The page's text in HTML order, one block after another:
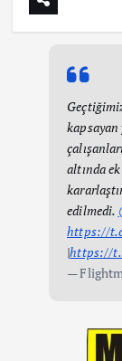
altında
edilmedi.
https://
|https://
—